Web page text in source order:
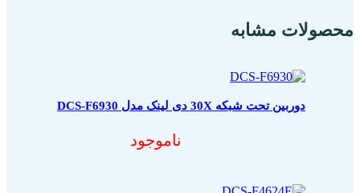
محصولات مشابه
دوربین تحت شبکه 30X دی لینک مدل DCS-F6930
ناموجود